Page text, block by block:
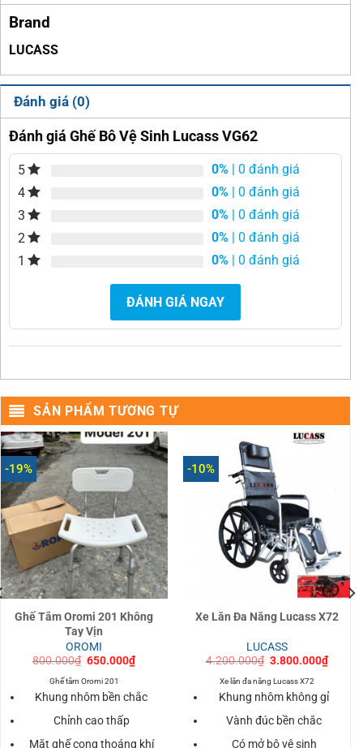
Brand
LUCASS
Đánh giá (0)
Đánh giá Ghế Bô Vệ Sinh Lucass VG62
5 0% | 0 đánh giá
4
0% | 0 đánh giá
3
0% | 0 đánh giá
2
0% | 0 đánh giá
1
0% | 0 đánh giá
ĐÁNH GIÁ NGAY
SẢN PHẨM TƯƠNG TỰ
-19%
Ghế Tắm Oromi 201 Không
Tay Vịn
OROMI
800.000₫ Giá
là:
800.000₫.
650.000₫Giá
hiện
là:
650.000₫.
Ghế tắm Oromi 201
Khung nhôm bền chắc
Chỉnh cao thấp
Mặt ghế cong thoáng khí
-10%
Xe Lăn Đa Năng Lucass X72
LUCASS
4.200.000₫ Giá
là:
4.200.000₫.
3.800.000₫Giá
hiện
là:
Xe lăn đa năng Lucass X72
Khung nhôm không gỉ
Vành đúc bền chắc
Có mở bô vệ sinh